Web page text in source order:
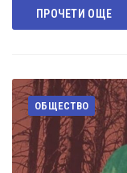
ПРОЧЕТИ ОЩЕ
ОБЩЕСТВО